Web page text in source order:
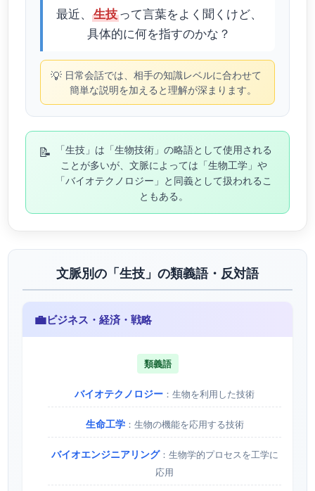
最近、 生技って言葉をよく聞くけど、
具体的に何を指すのかな？
💡 日常会話では、相手の知識レベルに合わせて
簡単な説明を加えると理解が深まります。
📝
「生技」は「生物技術」の略語として使用される
ことが多いが、文脈によっては「生物工学」や
「バイオテクノロジー」と同義として扱われるこ
ともある。
文脈別の「生技」の類義語・反対語
💼ビジネス・経済・戦略
類義語
バイオテクノロジー ：生物を利用した技術
生命工学：生物の機能を応用する技術
バイオエンジニアリング：生物学的プロセスを工学に
応用